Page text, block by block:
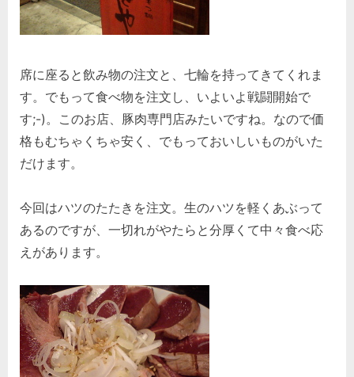
席に座ると飲み物の注文と、七輪を持ってきてくれま
す。でもって食べ物を注文し、いよいよ戦闘開始で
す;-)。このお店、豚肉専門店みたいですね。なので価
格もむちゃくちゃ安く、でもっておいしいものがいた
だけます。
今回はハツのたたきを注文。生のハツを軽くあぶって
あるのですが、一切れがやたらと分厚くて中々食べ応
えがあります。